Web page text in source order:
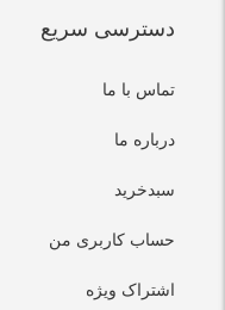
دسترسی سریع
تماس با ما
درباره ما
سبدخرید
حساب کاربری من
اشتراک ویژه